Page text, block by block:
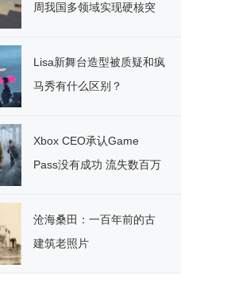
周我国多领域实现硬核突
Lisa新舞台造型被质疑和疯
马秀有什么区别？
Xbox CEO承认Game
Pass没有成功 流失数百万
沧海桑田：一百年前的古
建筑老照片